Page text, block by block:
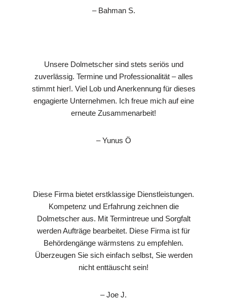
– Bahman S.
Unsere Dolmetscher sind stets seriös und
zuverlässig. Termine und Professionalität – alles
stimmt hier!. Viel Lob und Anerkennung für dieses
engagierte Unternehmen. Ich freue mich auf eine
erneute Zusammenarbeit!
– Yunus Ö
Diese Firma bietet erstklassige Dienstleistungen.
Kompetenz und Erfahrung zeichnen die
Dolmetscher aus. Mit Termintreue und Sorgfalt
werden Aufträge bearbeitet. Diese Firma ist für
Behördengänge wärmstens zu empfehlen.
Überzeugen Sie sich einfach selbst, Sie werden
nicht enttäuscht sein!
– Joe J.